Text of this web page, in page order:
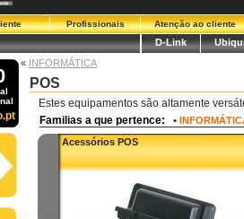
Profissionais Atenção ao cliente
D-Link
« INFORMÁTICA
POS
Estes equipamentos são altamente
Familias a que pertence: •
Acessórios POS